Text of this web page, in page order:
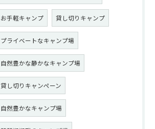
お手軽キャンプ 貸し切りキャンプ
プライベートなキャンプ場
自然豊かな静かなキャンプ場
貸し切りキャンペーン
自然豊かなキャンプ場